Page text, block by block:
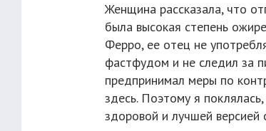
Женщина рассказала, что
была высокая степень
Ферро, ее отец не
фастфудом и не следил за
предпринимал меры по
здесь. Поэтому я
здоровой и лучшей